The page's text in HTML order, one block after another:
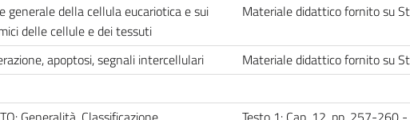
generale della cellula eucariotica e sui
delle cellule e dei tessuti
Materiale didattico fornito su
apoptosi, segnali intercellulari
Materiale didattico fornito su